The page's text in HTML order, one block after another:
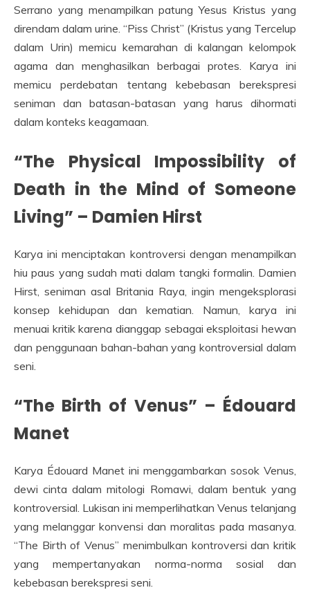
Serrano yang menampilkan patung Yesus Kristus yang
direndam dalam urine. “Piss Christ” (Kristus yang Tercelup
dalam Urin) memicu kemarahan di kalangan kelompok
agama dan menghasilkan berbagai protes. Karya ini
memicu perdebatan tentang kebebasan berekspresi
seniman dan batasan-batasan yang harus dihormati
dalam konteks keagamaan.
“The Physical Impossibility of
Death in the Mind of Someone
Living” – Damien Hirst
Karya ini menciptakan kontroversi dengan menampilkan
hiu paus yang sudah mati dalam tangki formalin. Damien
Hirst, seniman asal Britania Raya, ingin mengeksplorasi
konsep kehidupan dan kematian. Namun, karya ini
menuai kritik karena dianggap sebagai eksploitasi hewan
dan penggunaan bahan-bahan yang kontroversial dalam
seni.
“The Birth of Venus” – Édouard
Manet
Karya Édouard Manet ini menggambarkan sosok Venus,
dewi cinta dalam mitologi Romawi, dalam bentuk yang
kontroversial. Lukisan ini memperlihatkan Venus telanjang
yang melanggar konvensi dan moralitas pada masanya.
“The Birth of Venus” menimbulkan kontroversi dan kritik
yang mempertanyakan norma-norma sosial dan
kebebasan berekspresi seni.